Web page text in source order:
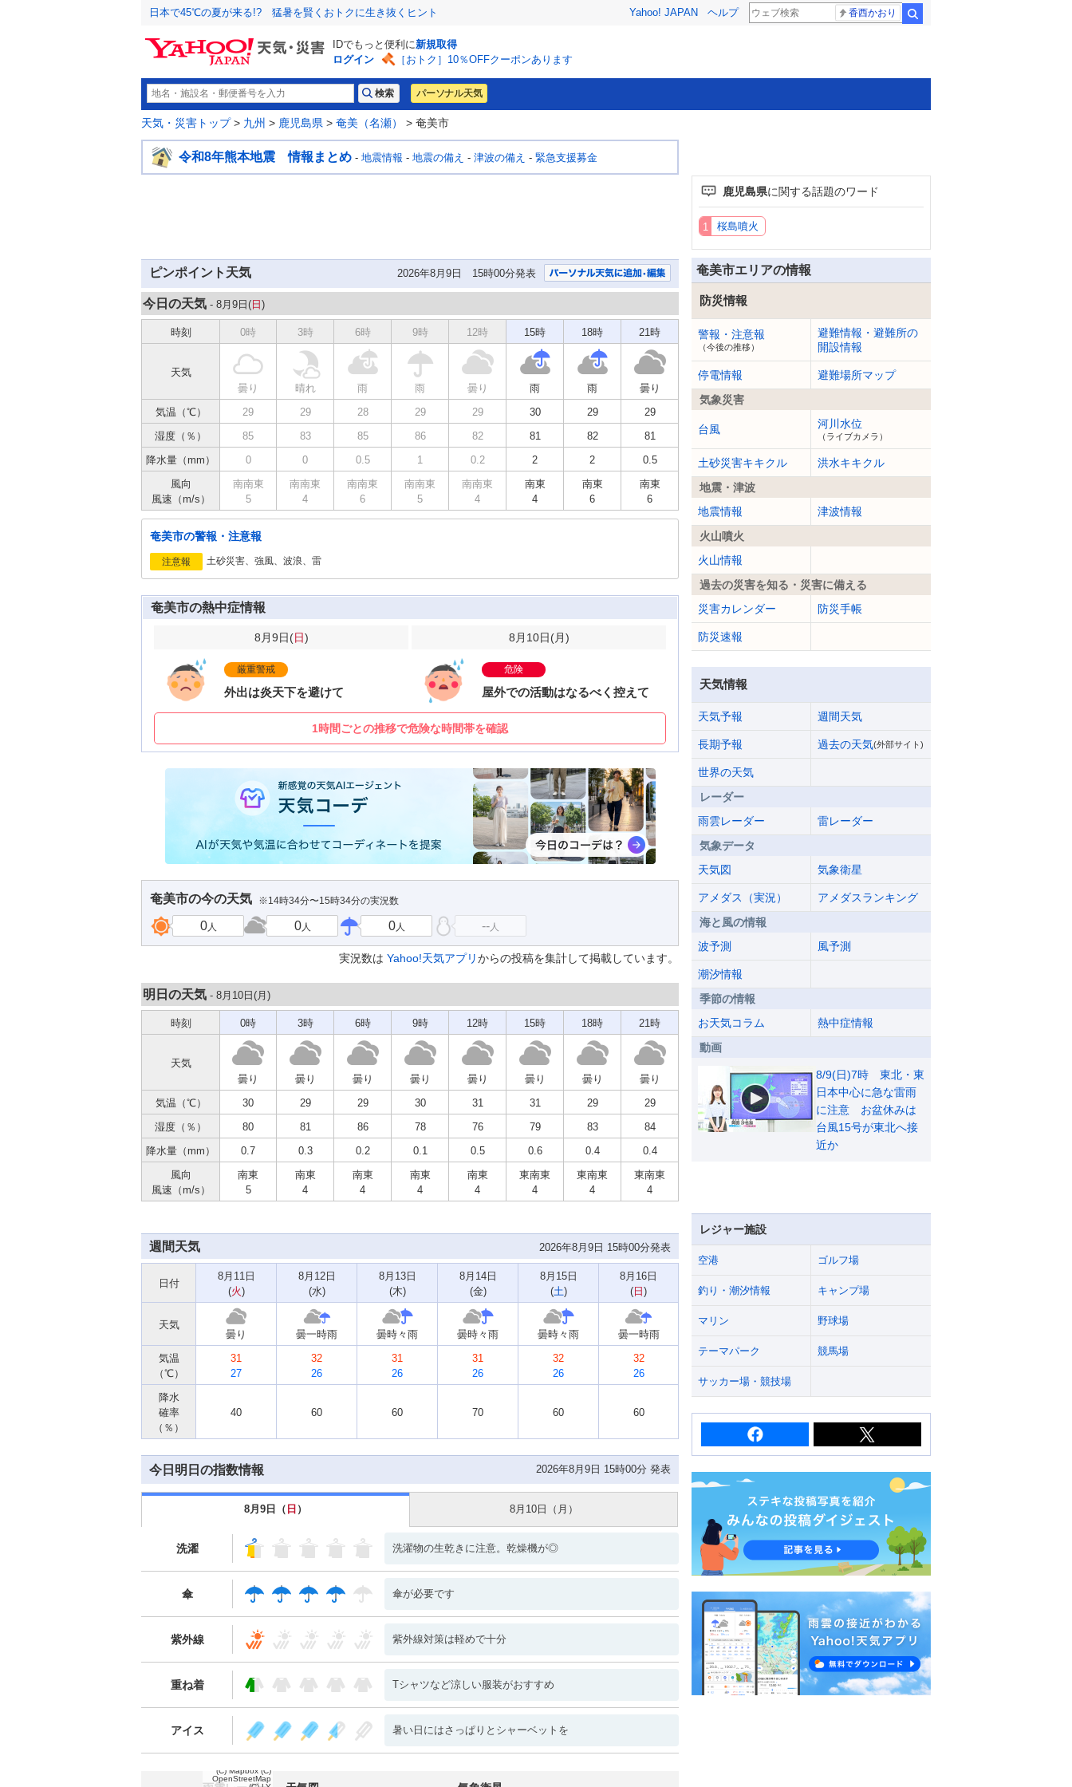
日本で45℃の夏が来る!? 猛暑を賢くおトクに生き抜くヒント Yahoo! JAPAN ヘルプ 香西かおり
IDでもっと便利に新規取得
ログイン
［おトク］10％OFFクーポンあります
パーソナル天気
天気・災害トップ> 九州 > 鹿児島県 > 奄美（名瀬） > 奄美市
令和8年熊本地震 情報まとめ - 地震情報 - 地震の備え - 津波の備え - 緊急支援募金
ピンポイント天気 2026年8月9日 15時00分発表
今日の天気 - 8月9日(日)
時刻 0時 3時 6時 9時 12時 15時 18時 21時
天気
曇り
晴れ 雨 雨 曇り 雨 雨
曇り
気温（℃）
29 29 28 29 29 30 29
29
湿度（％）
85 83 85 86 82 81 82
81
降水量（mm）
0 0 0.5 1 0.2 2 2
0.5
風向
風速（m/s）
南南東
5
南南東
4
南南東
6
南南東
5
南南東
4
南東
4
南東
6
南東
6
奄美市の警報・注意報
注意報 土砂災害、強風、波浪、雷
奄美市の熱中症情報
8月9日(日)
厳重警戒
外出は炎天下を避けて
8月10日(月)
危険
屋外での活動はなるべく控えて
1時間ごとの推移で危険な時間帯を確認
奄美市の今の天気 ※14時34分〜15時34分の実況数
0人 0人 0人 --人
実況数は Yahoo!天気アプリからの投稿を集計して掲載しています。
明日の天気 - 8月10日( 月 )
時刻 0時 3時 6時 9時 12時 15時 18時 21時
天気
曇り
曇り 曇り 曇り 曇り 曇り 曇り
曇り
気温（℃）
30 29 29 30 31 31 29
29
湿度（％）
80 81 86 78 76 79 83
84
降水量（mm）
0.7 0.3 0.2 0.1 0.5 0.6 0.4
0.4
風向
風速（m/s）
南東
5
南東
4
南東
4
南東
4
南東
4
東南東
4
東南東
4
東南東
4
週間天気 2026年8月9日 15時00分発表
日付
8月11日
(火)
8月12日
(水)
8月13日
(木)
8月14日
(金)
8月15日
(土)
8月16日
( 日 )
天気
曇り
曇一時雨 曇時々雨 曇時々雨 曇時々雨
曇一時雨
気温
（℃）
31
27
32
26
31
26
31
26
32
26
32
26
降水
確率
（％）
40 60 60 70 60 60
今日明日の指数情報 2026年8月9日 15時00分 発表
8月9日（ 日 ） 8月10日（ 月 ）
洗濯 洗濯物の生乾きに注意。乾燥機が◎
傘 傘が必要です
紫外線 紫外線対策は軽めで十分
重ね着 Tシャツなど涼しい服装がおすすめ
アイス 暑い日にはさっぱりとシャーベットを
(C) Mapbox (C)
OpenStreetMap
鹿児島県に関する話題のワード
桜島噴火
奄美市エリアの情報
防災情報
警報・注意報
（今後の推移）
避難情報・避難所の
開設情報
停電情報
避難場所マップ
気象災害
台風 河川水位
（ライブカメラ）
土砂災害キキクル
洪水キキクル
地震・津波
地震情報
津波情報
火山噴火
火山情報
過去の災害を知る・災害に備える
災害カレンダー
防災手帳
防災速報
天気情報
天気予報 週間天気
長期予報 過去の天気(外部サイト)
世界の天気
レーダー
雨雲レーダー
雷レーダー
気象データ
天気図
気象衛星
アメダス（実況）
アメダスランキング
海と風の情報
波予測
風予測
潮汐情報
季節の情報
お天気コラム
熱中症情報
動画
8/9(日)7時 東北・東
日本中心に急な雷雨
に注意 お盆休みは
台風15号が東北へ接
近か
レジャー施設
空港 ゴルフ場
釣り・潮汐情報 キャンプ場
マリン 野球場
テーマパーク 競馬場
サッカー場・競技場